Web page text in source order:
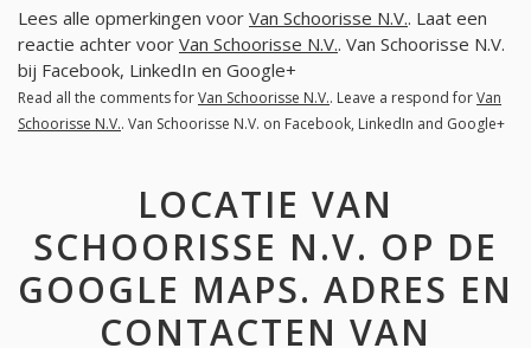
Lees alle opmerkingen voor Van Schoorisse N.V.. Laat een
reactie achter voor Van Schoorisse N.V.. Van Schoorisse N.V.
bij Facebook, LinkedIn en Google+
Read all the comments forVan Schoorisse N.V.. Leave a respond forVan
Schoorisse N.V.. Van Schoorisse N.V. on Facebook, LinkedIn and Google+
LOCATIE VAN
SCHOORISSE N.V. OP DE
GOOGLE MAPS. ADRES EN
CONTACTEN VAN